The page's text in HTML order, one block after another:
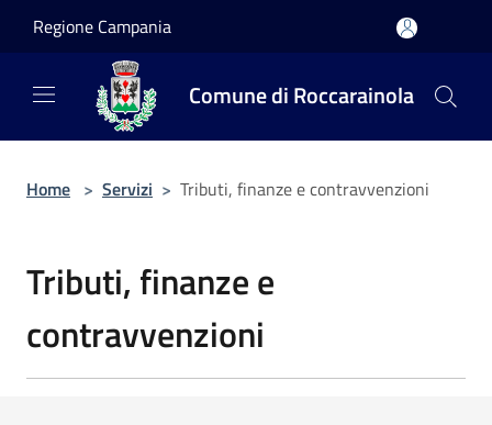
Regione Campania
Comune di Roccarainola
Home > Servizi > Tributi, finanze e contravvenzioni
Tributi, finanze e
contravvenzioni